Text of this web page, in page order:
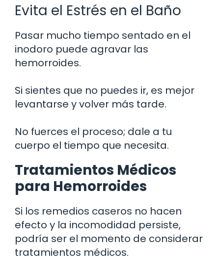
Evita el Estrés en el Baño
Pasar mucho tiempo sentado en el
inodoro puede agravar las
hemorroides.
Si sientes que no puedes ir, es mejor
levantarse y volver más tarde.
No fuerces el proceso; dale a tu
cuerpo el tiempo que necesita.
Tratamientos Médicos
para Hemorroides
Si los remedios caseros no hacen
efecto y la incomodidad persiste,
podría ser el momento de considerar
tratamientos médicos.